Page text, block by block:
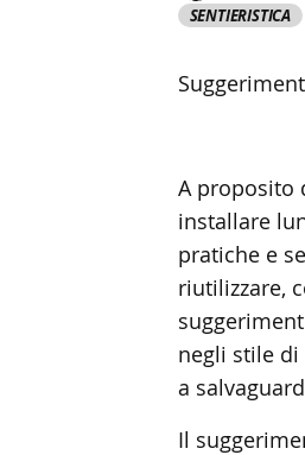
SENTIERISTICA
A proposito
installare
pratiche e
riutilizzare,
negli stile
a
Il